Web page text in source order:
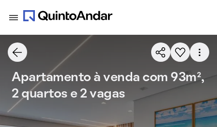
Apartamento à venda com 93m²,
2 quartos e 2 vagas